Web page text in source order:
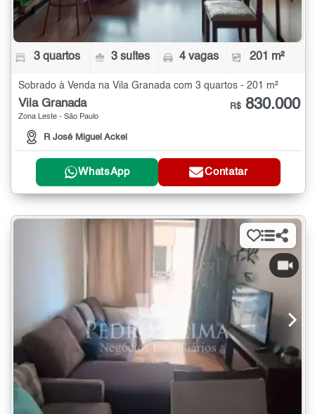
3 quartos 3 suítes 4 vagas 201 m²
Sobrado à Venda na Vila Granada com 3 quartos - 201 m²
Vila Granada
Zona Leste - São Paulo
R José Miguel Ackel
R$ 830.000
WhatsApp Contatar